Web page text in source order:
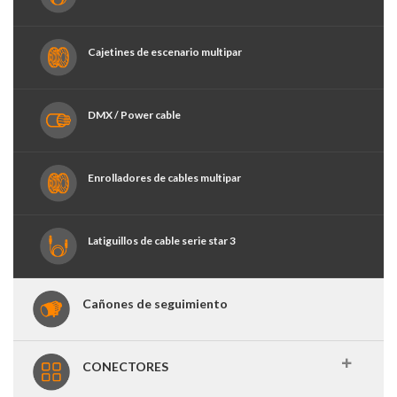
Cajetines de escenario multipar
DMX / Power cable
Enrolladores de cables multipar
Latiguillos de cable serie star 3
Cañones de seguimiento
CONECTORES